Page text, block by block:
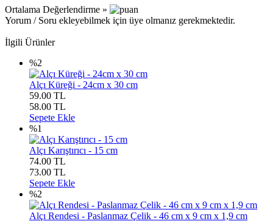
Ortalama Değerlendirme »
Yorum / Soru ekleyebilmek için üye olmanız gerekmektedir.
İlgili Ürünler
%2
Alçı Küreği - 24cm x 30 cm
59.00 TL
58.00 TL
Sepete Ekle
%1
Alçı Karıştırıcı - 15 cm
74.00 TL
73.00 TL
Sepete Ekle
%2
Alçı Rendesi - Paslanmaz Çelik - 46 cm x 9 cm x 1,9 cm